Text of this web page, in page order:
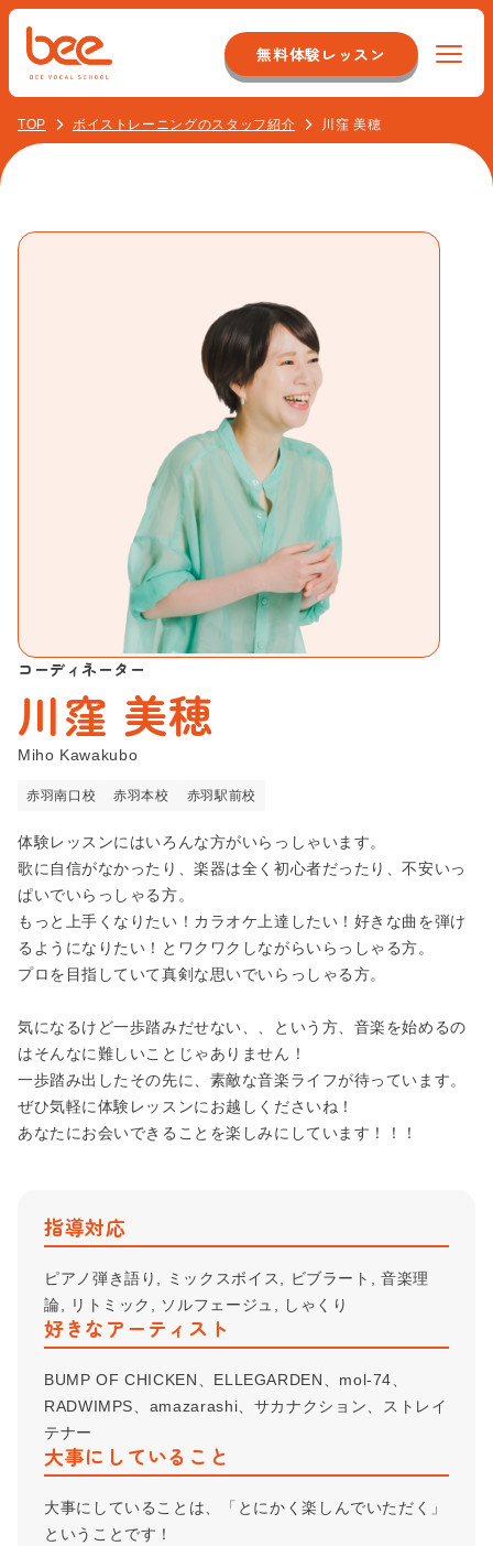
無料体験レッスン
Beeについて
よくある質問
オンラインレッスンコース
音痴克服コース
バンドボーカルコース
プロ志望コース
弾き語りコース
声楽・ミュージカルコース
ボイストレーナー養成コース
動画サイト/SNSアップコース
大人（40代以上）のボーカルコース
趣味で歌を楽しむコース
ミックスボイス習得コース
R&Bコース
池袋本校
池袋校
渋谷校
渋谷宮益坂校
赤羽南口校
赤羽本校
銀座校
吉祥寺南口校
吉祥寺北口校
お問い合わせ
プライバシーポリシー
Beeボーカルスクール
Beeギタースクール
Beeボイススクール
Beeベーススクール
TOP ボイストレーニングのスタッフ紹介 川窪 美穂
コーディネーター
川窪 美穂
Miho Kawakubo
赤羽南口校 赤羽本校 赤羽駅前校
体験レッスンにはいろんな方がいらっしゃいます。
歌に自信がなかったり、楽器は全く初心者だったり、不安いっ
ぱいでいらっしゃる方。
もっと上手くなりたい！カラオケ上達したい！好きな曲を弾け
るようになりたい！とワクワクしながらいらっしゃる方。
プロを目指していて真剣な思いでいらっしゃる方。
気になるけど一歩踏みだせない、、という方、音楽を始めるの
はそんなに難しいことじゃありません！
一歩踏み出したその先に、素敵な音楽ライフが待っています。
ぜひ気軽に体験レッスンにお越しくださいね！
あなたにお会いできることを楽しみにしています！！！
指導対応
ピアノ弾き語り, ミックスボイス, ビブラート, 音楽理
論, リトミック, ソルフェージュ, しゃくり
好きなアーティスト
BUMP OF CHICKEN、ELLEGARDEN、mol-74、
RADWIMPS、amazarashi、サカナクション、ストレイ
テナー
大事にしていること
大事にしていることは、「とにかく楽しんでいただく」
ということです！